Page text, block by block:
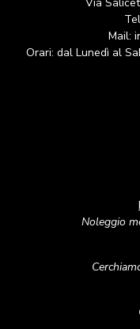
Via
Mail:
Orari: dal Lunedì al
Noleggio